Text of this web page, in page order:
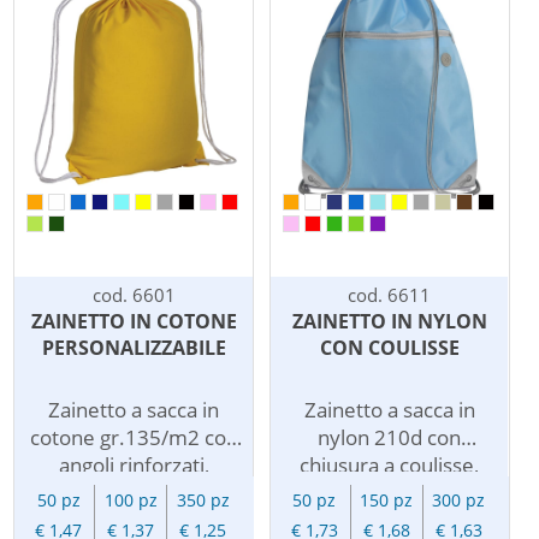
capiente, ideale per il
tempo libero.
Personalizzato con la
stampa del vostro logo
pubblicitario,
diventera' un gadget
perfetto per i vostri
eventi. Omaggiare uno
personalizzato,
divulghera' con
successo la vostra
evidenziando il vostro
impegno per la
sostenibilita'
dell'ambiente.
stampa del vostro
logo. Questo zainetto
stampato e' l'omaggio
ideale per le vostre
promozioni green.
cod. 6601
ZAINETTO IN COTONE
PERSONALIZZABILE
Zainetto a sacca in
cotone gr.135/m2 con
angoli rinforzati,
chiusura a strozzo e
spallacci in corda.
50 pz 100 pz
350 pz
€ 1,47
€ 1,37 € 1,25
cod. 6611
ZAINETTO IN NYLON
CON COULISSE
Zainetto a sacca in
nylon 210d con
chiusura a coulisse,
tasca frontale con
chiusura a zip, foro per
50 pz 150 pz
300 pz
€ 1,73
€ 1,68 € 1,63